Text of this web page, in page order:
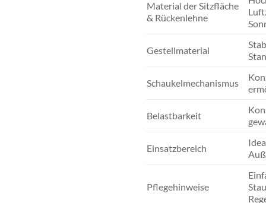
Material der Sitzfläche
& Rückenlehne
Gestellmaterial
Schaukelmechanismus
Belastbarkeit
Einsatzbereich
Pflegehinweise